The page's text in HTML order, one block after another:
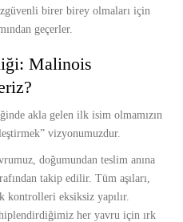
birer birey olmaları için
geçerler.
Malinois
akla gelen ilk isim olmamızın
vizyonumuzdur.
doğumundan teslim anına
takip edilir. Tüm aşıları,
kontrolleri eksiksiz yapılır.
her yavru için ırk